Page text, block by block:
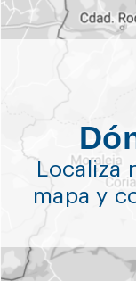
Localiza
mapa y